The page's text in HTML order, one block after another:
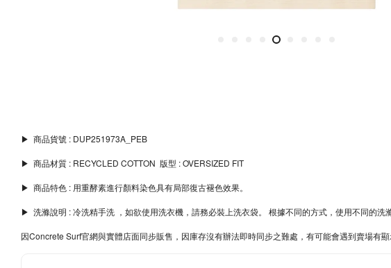
▶︎ 商品貨號 : DUP251973A_PEB
▶︎ 商品材質 : RECYCLED COTTON 版型 : OVERSIZED FIT
▶︎ 商品特色 : 用重酵素進行顏料染色具有局部復古褪色效果。
▶︎ 洗滌說明 : 冷洗精手洗 ，如欲使用洗衣機，請務必裝上洗衣袋。 根據不同的方式，使用不同的洗
因Concrete Surf官網與實體店面同步販售，因庫存沒有辦法即時同步之難處，有可能會遇到賣場有顯